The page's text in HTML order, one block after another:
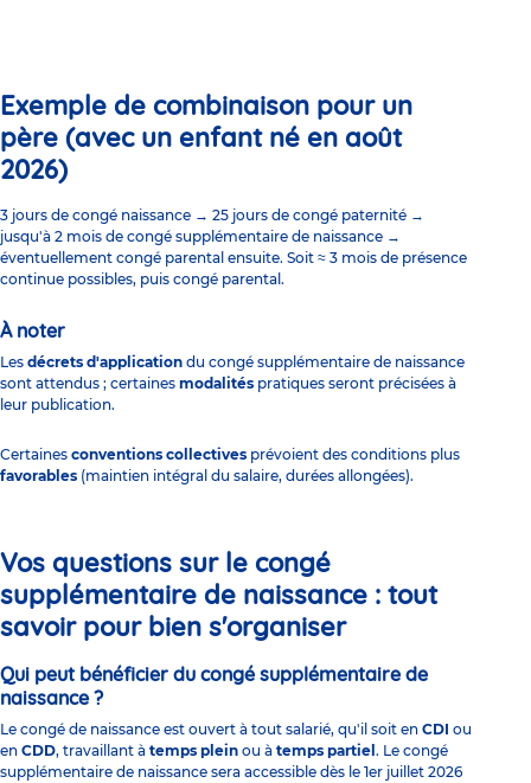
Exemple de combinaison pour un
père (avec un enfant né en août
2026)
3 jours de congé naissance → 25 jours de congé paternité →
jusqu'à 2 mois de congé supplémentaire de naissance →
éventuellement congé parental ensuite. Soit ≈ 3 mois de présence
continue possibles, puis congé parental.
À noter
Les décrets d'application du congé supplémentaire de naissance
sont attendus ; certaines modalités pratiques seront précisées à
leur publication.
Certaines conventions collectives prévoient des conditions plus
favorables (maintien intégral du salaire, durées allongées).
Vos questions sur le congé
supplémentaire de naissance : tout
savoir pour bien s'organiser
Qui peut bénéficier du congé supplémentaire de
naissance ?
Le congé de naissance est ouvert à tout salarié, qu'il soit en CDI ou
en CDD, travaillant à temps plein ou à temps partiel . Le congé
supplémentaire de naissance sera accessible dès le 1er juillet 2026